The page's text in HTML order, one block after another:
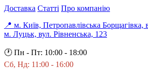
Доставка Статті Про компанію
📍 м. Київ, Петропавлівська Борщагівка,
м. Луцьк, вул. Рівненська, 123
🕐 Пн - Пт: 10:00 - 18:00
Сб, Нд: 11:00 - 16:00